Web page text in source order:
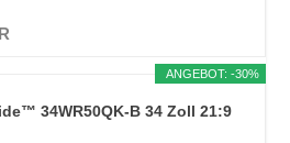
ANGEBOT: -30%
34WR50QK-B 34 Zoll 21:9